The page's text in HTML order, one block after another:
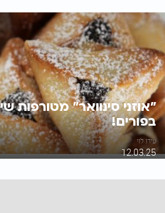
"אוזני סינוואר" מטורפות
בפורים!
עידו לוי
12.03.25